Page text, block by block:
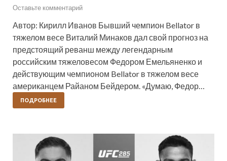
Оставьте комментарий
Автор: Кирилл Иванов Бывший чемпион Bellator в
тяжелом весе Виталий Минаков дал свой прогноз на
предстоящий реванш между легендарным
российским тяжеловесом Федором Емельяненко и
действующим чемпионом Bellator в тяжелом весе
американцем Райаном Бейдером. «Думаю, Федор…
ПОДРОБНЕЕ